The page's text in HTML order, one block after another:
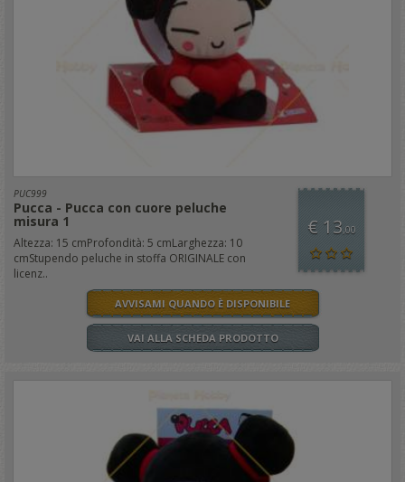
PUC999
Pucca - Pucca con cuore peluche
misura 1
Altezza: 15 cmProfondità: 5 cmLarghezza: 10
cmStupendo peluche in stoffa ORIGINALE con
licenz..
€ 13,00
AVVISAMI QUANDO È DISPONIBILE
VAI ALLA SCHEDA PRODOTTO